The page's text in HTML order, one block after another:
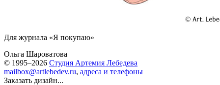
Для журнала «Я покупаю»
Ольга Шароватова
© 1995–2026 Студия Артемия Лебедева
mailbox@artlebedev.ru, адреса и телефоны
Заказать дизайн...